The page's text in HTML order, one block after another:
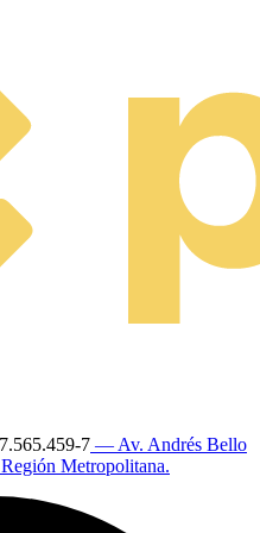
7 — Av. Andrés Bello
Metropolitana.